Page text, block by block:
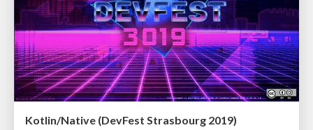
Kotlin/Native (DevFest Strasbourg 2019)